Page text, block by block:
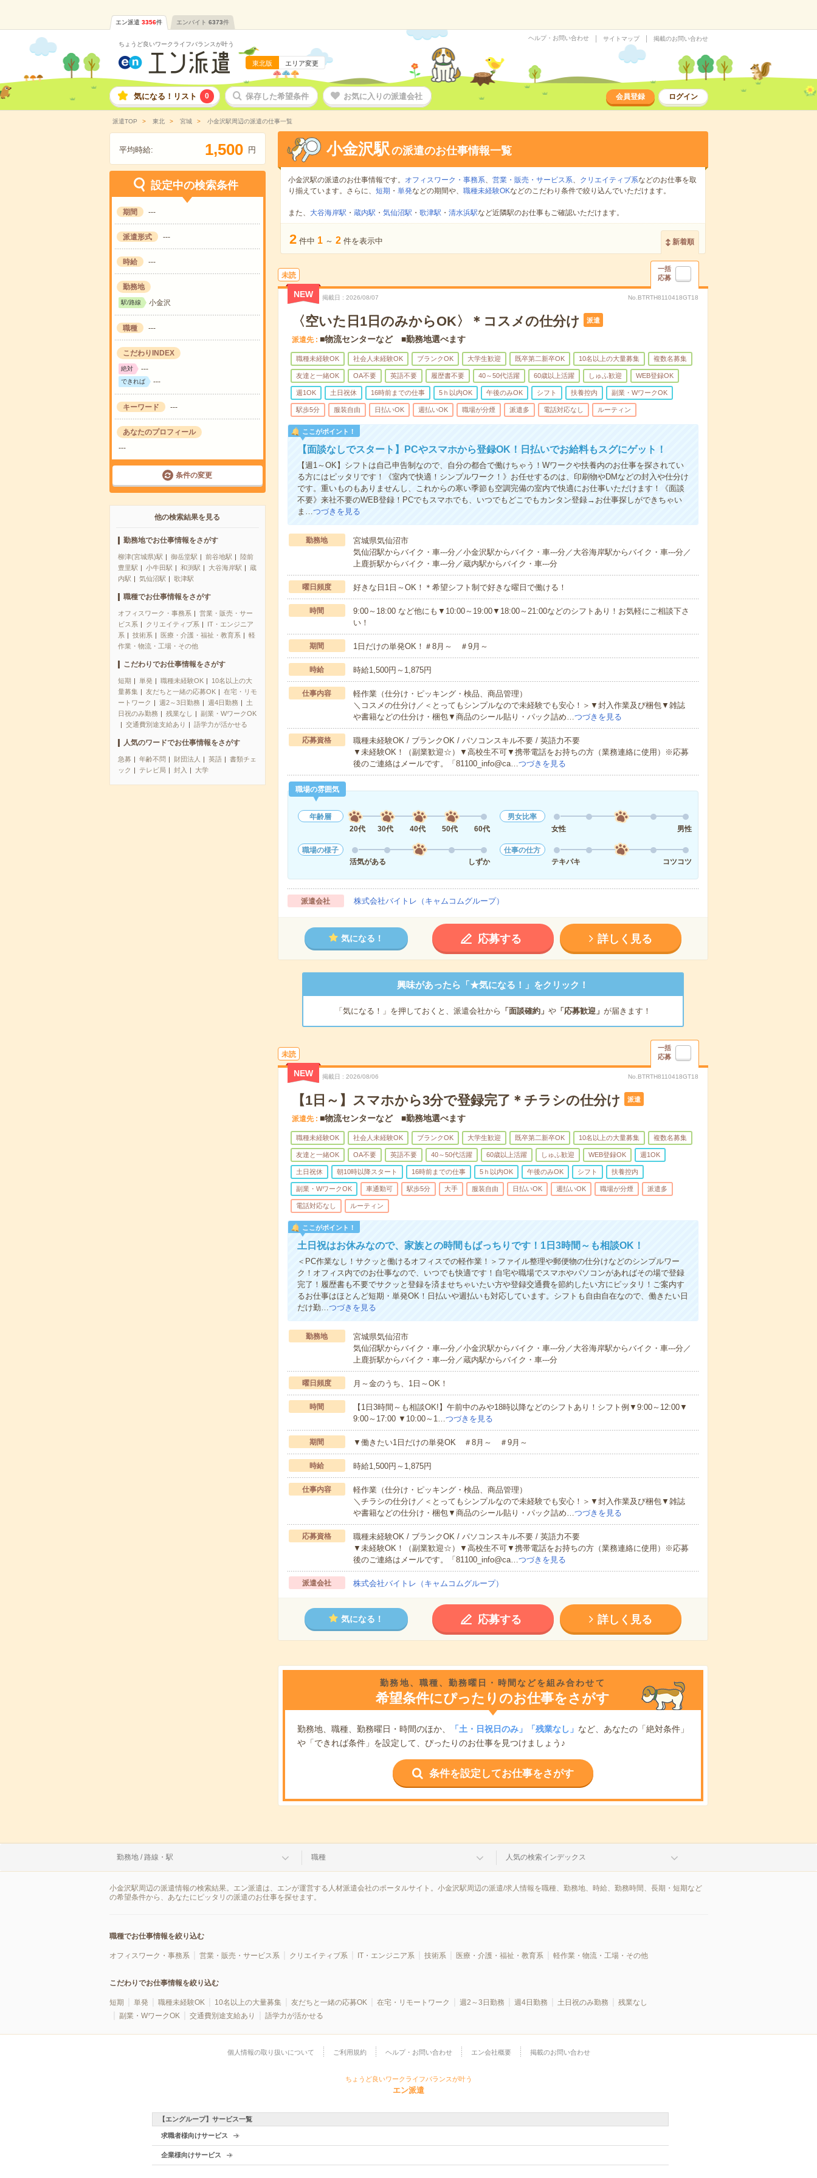
エン派遣 3356件 エンバイト 6373件
ちょうど良いワークライフバランスが叶う
東北版 エリア変更
ヘルプ・お問い合わせ サイトマップ 掲載のお問い合わせ
気になる！リスト 0 保存した希望条件 お気に入りの派遣会社 会員登録 ログイン
派遣TOP 東北 宮城 小金沢駅周辺の派遣の仕事一覧
平均時給: 1,500 円
設定中の検索条件
期間 ---
派遣形式 ---
時給 ---
勤務地
駅/路線 小金沢
職種 ---
こだわりINDEX
絶対 ---
できれば ---
キーワード ---
あなたのプロフィール
---
条件の変更
他の検索結果を見る
勤務地でお仕事情報をさがす
柳津(宮城県)駅 御岳堂駅 前谷地駅
陸前
豊里駅
小牛田駅 和渕駅 大谷海岸駅
蔵
内駅
気仙沼駅 歌津駅
職種でお仕事情報をさがす
オフィスワーク・事務系
営業・販売・サー
ビス系
クリエイティブ系
IT・エンジニア
系
技術系 医療・介護・福祉・教育系
軽
作業・物流・工場・その他
こだわりでお仕事情報をさがす
短期 単発 職種未経験OK
10名以上の大
量募集
友だちと一緒の応募OK
在宅・リモ
ートワーク
週2～3日勤務 週4日勤務
土
日祝のみ勤務
残業なし
副業・WワークOK
交通費別途支給あり
語学力が活かせる
人気のワードでお仕事情報をさがす
急募 年齢不問 財団法人 英語
書類チェ
ック
テレビ局 封入 大学
小金沢駅の派遣のお仕事情報一覧
小金沢駅の派遣のお仕事情報です。 オフィスワーク・事務系、 営業・販売・サービス系、 クリエイティブ系などのお仕事を取
り揃えています。さらに、 短期 ・ 単発などの期間や、 職種未経験OKなどのこだわり条件で絞り込んでいただけます。
また、 大谷海岸駅 ・ 蔵内駅 ・ 気仙沼駅 ・ 歌津駅 ・ 清水浜駅など近隣駅のお仕事もご確認いただけます。
2 件中 1 ～ 2 件を表示中 新着順
未読
一括
応募
NEW 掲載日 2026/08/07 No.BTRTH8110418GT18
〈空いた日1日のみからOK〉＊コスメの仕分け 派遣
派遣先 ■物流センターなど ■勤務地選べます
職種未経験OK 社会人未経験OK ブランクOK 大学生歓迎 既卒第二新卒OK 10名以上の大量募集 複数名募集
友達と一緒OK OA不要 英語不要 履歴書不要 40～50代活躍 60歳以上活躍 しゅふ歓迎 WEB登録OK
週1OK 土日祝休 16時前までの仕事 5ｈ以内OK 午後のみOK シフト 扶養控内 副業・WワークOK
駅歩5分 服装自由 日払いOK 週払いOK 職場が分煙 派遣多 電話対応なし ルーティン
ここがポイント！
【面談なしでスタート】PCやスマホから登録OK！日払いでお給料もスグにゲット！
【週1～OK】シフトは自己申告制なので、自分の都合で働けちゃう！Wワークや扶養内のお仕事を探されてい
る方にはピッタリです！《室内で快適！シンプルワーク！》お任せするのは、印刷物やDMなどの封入や仕分け
です。重いものもありませんし、これからの寒い季節も空調完備の室内で快適にお仕事いただけます！《面談
不要》来社不要のWEB登録！PCでもスマホでも、いつでもどこでもカンタン登録→お仕事探しができちゃい
ま…つづきを見る
勤務地
宮城県気仙沼市
気仙沼駅からバイク・車---分／小金沢駅からバイク・車---分／大谷海岸駅からバイク・車---分／
上鹿折駅からバイク・車---分／蔵内駅からバイク・車---分
曜日頻度 好きな日1日～OK！＊希望シフト制で好きな曜日で働ける！
時間
9:00～18:00 など他にも▼10:00～19:00▼18:00～21:00などのシフトあり！お気軽にご相談下さ
い！
期間 1日だけの単発OK！＃8月～ ＃9月～
時給 時給1,500円～1,875円
仕事内容
軽作業（仕分け・ピッキング・検品、商品管理）
＼コスメの仕分け／＜とってもシンプルなので未経験でも安心！＞▼封入作業及び梱包▼雑誌
や書籍などの仕分け・梱包▼商品のシール貼り・パック詰め…つづきを見る
応募資格
職種未経験OK / ブランクOK / パソコンスキル不要 / 英語力不要
▼未経験OK！（副業歓迎☆）▼高校生不可▼携帯電話をお持ちの方（業務連絡に使用）※応募
後のご連絡はメールです。「81100_info@ca…つづきを見る
職場の雰囲気
年齢層
20代
30代 40代 50代 60代
男女比率
女性
男性
職場の様子
活気がある
しずか
仕事の仕方
テキパキ
コツコツ
派遣会社 株式会社バイトレ（キャムコムグループ）
気になる！ 応募する 詳しく見る
興味があったら「★気になる！」をクリック！
「気になる！」を押しておくと、派遣会社から 「面談確約」 や「応募歓迎」 が届きます！
未読
一括
応募
NEW 掲載日 2026/08/06 No.BTRTH8110418GT18
【1日～】スマホから3分で登録完了＊チラシの仕分け 派遣
派遣先 ■物流センターなど ■勤務地選べます
職種未経験OK 社会人未経験OK ブランクOK 大学生歓迎 既卒第二新卒OK 10名以上の大量募集 複数名募集
友達と一緒OK OA不要 英語不要 40～50代活躍 60歳以上活躍 しゅふ歓迎 WEB登録OK 週1OK
土日祝休 朝10時以降スタート 16時前までの仕事 5ｈ以内OK 午後のみOK シフト 扶養控内
副業・WワークOK 車通勤可 駅歩5分 大手 服装自由 日払いOK 週払いOK 職場が分煙 派遣多
電話対応なし ルーティン
ここがポイント！
土日祝はお休みなので、家族との時間もばっちりです！1日3時間～も相談OK！
＜PC作業なし！サクッと働けるオフィスでの軽作業！＞ファイル整理や郵便物の仕分けなどのシンプルワー
ク！オフィス内でのお仕事なので、いつでも快適です！自宅や職場でスマホやパソコンがあればその場で登録
完了！履歴書も不要でサクッと登録を済ませちゃいたい方や登録交通費を節約したい方にピッタリ！ご案内す
るお仕事はほとんど短期・単発OK！日払いや週払いも対応しています。シフトも自由自在なので、働きたい日
だけ勤…つづきを見る
勤務地
宮城県気仙沼市
気仙沼駅からバイク・車---分／小金沢駅からバイク・車---分／大谷海岸駅からバイク・車---分／
上鹿折駅からバイク・車---分／蔵内駅からバイク・車---分
曜日頻度 月～金のうち、1日～OK！
時間
【1日3時間～も相談OK!】午前中のみや18時以降などのシフトあり！シフト例▼9:00～12:00▼
9:00～17:00 ▼10:00～1…つづきを見る
期間 ▼働きたい1日だけの単発OK ＃8月～ ＃9月～
時給 時給1,500円～1,875円
仕事内容
軽作業（仕分け・ピッキング・検品、商品管理）
＼チラシの仕分け／＜とってもシンプルなので未経験でも安心！＞▼封入作業及び梱包▼雑誌
や書籍などの仕分け・梱包▼商品のシール貼り・パック詰め…つづきを見る
応募資格
職種未経験OK / ブランクOK / パソコンスキル不要 / 英語力不要
▼未経験OK！（副業歓迎☆）▼高校生不可▼携帯電話をお持ちの方（業務連絡に使用）※応募
後のご連絡はメールです。「81100_info@ca…つづきを見る
派遣会社 株式会社バイトレ（キャムコムグループ）
気になる！ 応募する 詳しく見る
勤務地、職種、勤務曜日・時間などを組み合わせて
希望条件にぴったりのお仕事をさがす
勤務地、職種、勤務曜日・時間のほか、 「土・日祝日のみ」「残業なし」 など、あなたの「絶対条件」
や「できれば条件」を設定して、ぴったりのお仕事を見つけましょう♪
条件を設定してお仕事をさがす
勤務地 / 路線・駅 職種 人気の検索インデックス
小金沢駅周辺の派遣情報の検索結果。エン派遣は、エンが運営する人材派遣会社のポータルサイト。小金沢駅周辺の派遣/求人情報を職種、勤務地、時給、勤務時間、長期・短期など
の希望条件から、あなたにピッタリの派遣のお仕事を探せます。
職種でお仕事情報を絞り込む
オフィスワーク・事務系 営業・販売・サービス系 クリエイティブ系 IT・エンジニア系 技術系 医療・介護・福祉・教育系 軽作業・物流・工場・その他
こだわりでお仕事情報を絞り込む
短期 単発 職種未経験OK 10名以上の大量募集 友だちと一緒の応募OK 在宅・リモートワーク 週2～3日勤務 週4日勤務 土日祝のみ勤務
残業なし
副業・WワークOK
交通費別途支給あり 語学力が活かせる
個人情報の取り扱いについて ご利用規約 ヘルプ・お問い合わせ エン会社概要 掲載のお問い合わせ
ちょうど良いワークライフバランスが叶う
エン派遣
【エングループ】サービス一覧
求職者様向けサービス
企業様向けサービス